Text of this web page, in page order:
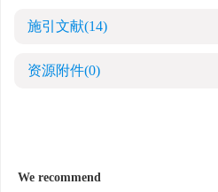
施引文献(14)
资源附件(0)
We recommend